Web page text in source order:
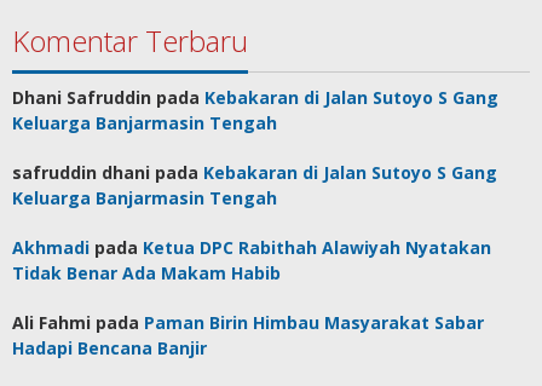
Komentar Terbaru
Dhani Safruddin pada Kebakaran di Jalan Sutoyo S Gang
Keluarga Banjarmasin Tengah
safruddin dhani pada Kebakaran di Jalan Sutoyo S Gang
Keluarga Banjarmasin Tengah
Akhmadi pada Ketua DPC Rabithah Alawiyah Nyatakan
Tidak Benar Ada Makam Habib
Ali Fahmi pada Paman Birin Himbau Masyarakat Sabar
Hadapi Bencana Banjir